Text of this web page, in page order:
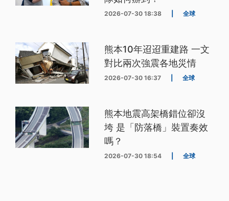
2026-07-30 18:38 全球
熊本10年迢迢重建路 一文
對比兩次強震各地災情
2026-07-30 16:37 全球
熊本地震高架橋錯位卻沒
垮 是「防落橋」裝置奏效
嗎？
2026-07-30 18:54 全球